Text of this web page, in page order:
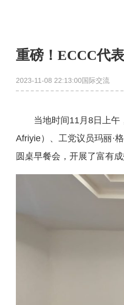
重磅！ECCC代
2023-11-08 22:13:00国际交流
当地时间11月8日上午
Afriyie）、工党议员玛丽·
圆桌早餐会，开展了富有